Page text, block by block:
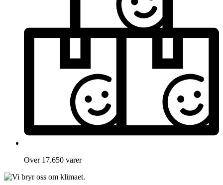
Over 17.650 varer